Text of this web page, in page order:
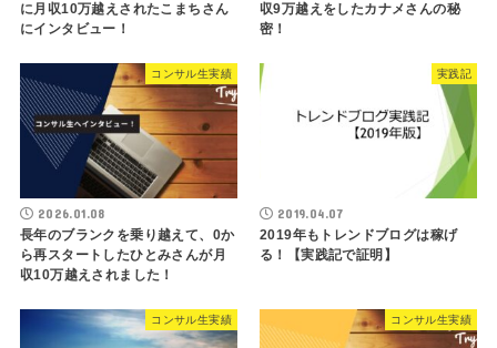
に月収10万越えされたこまちさん
にインタビュー！
収9万越えをしたカナメさんの秘
密！
コンサル生実績
2026.01.08
長年のブランクを乗り越えて、0か
ら再スタートしたひとみさんが月
収10万越えされました！
実践記
2019.04.07
2019年もトレンドブログは稼げ
る！【実践記で証明】
コンサル生実績 コンサル生実績